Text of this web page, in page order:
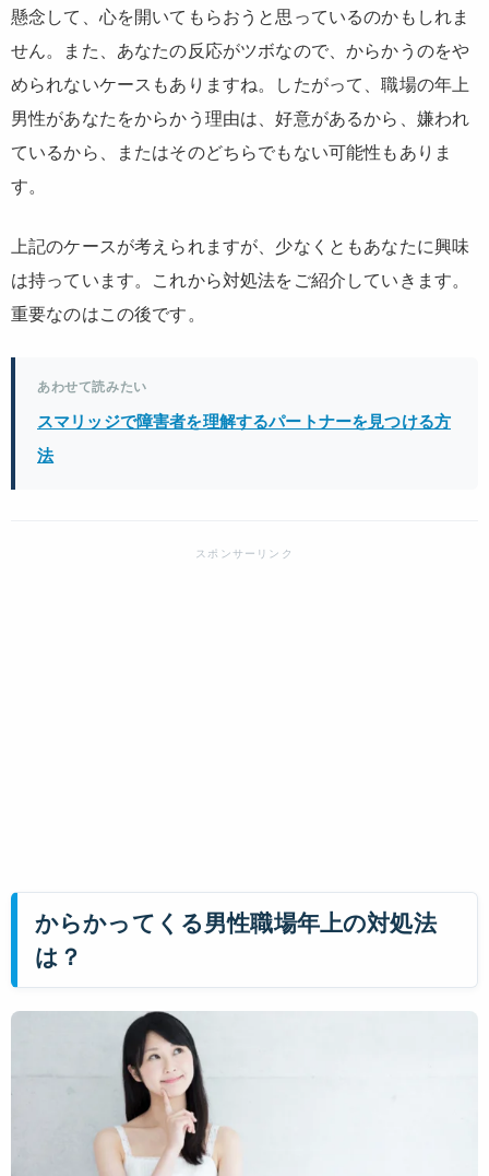
懸念して、心を開いてもらおうと思っているのかもしれま
せん。また、あなたの反応がツボなので、からかうのをや
められないケースもありますね。したがって、職場の年上
男性があなたをからかう理由は、好意があるから、嫌われ
ているから、またはそのどちらでもない可能性もありま
す。
上記のケースが考えられますが、少なくともあなたに興味
は持っています。これから対処法をご紹介していきます。
重要なのはこの後です。
あわせて読みたい
スマリッジで障害者を理解するパートナーを見つける方
法
からかってくる男性職場年上の対処法
は？